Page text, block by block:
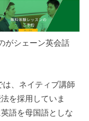
がシェーン英会話
、ネイティブ講師
を採用していま
語を母国語としな